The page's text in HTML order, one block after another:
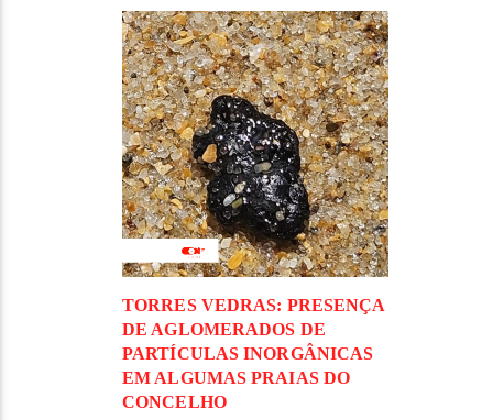
TORRES VEDRAS: PRESENÇA
DE AGLOMERADOS DE
PARTÍCULAS INORGÂNICAS
EM ALGUMAS PRAIAS DO
CONCELHO